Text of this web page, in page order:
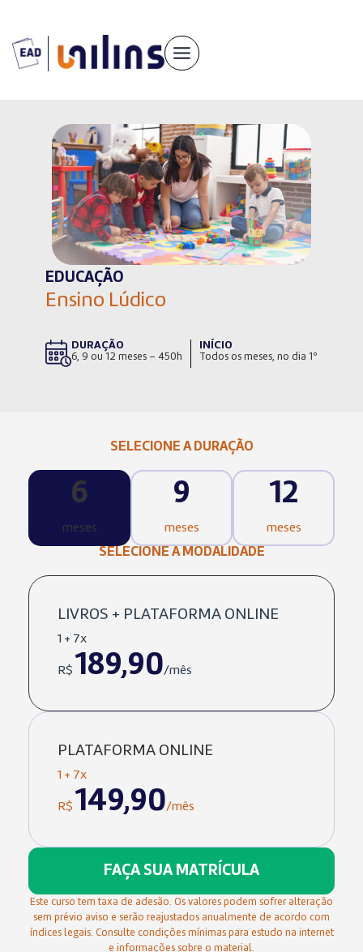
conteúdo
EDUCAÇÃO
Ensino Lúdico
DURAÇÃO
6, 9 ou 12 meses – 450h
INÍCIO
Todos os meses, no dia 1º
SELECIONE A DURAÇÃO
6
meses
9
meses
12
meses
SELECIONE A MODALIDADE
LIVROS + PLATAFORMA ONLINE
1 + 7x
R$ 189,90/mês
PLATAFORMA ONLINE
1 + 7x
R$ 149,90/mês
FAÇA SUA MATRÍCULA
Este curso tem taxa de adesão. Os valores podem sofrer alteração
sem prévio aviso e serão reajustados anualmente de acordo com
índices legais. Consulte condições mínimas para estudo na internet
e informações sobre o material.